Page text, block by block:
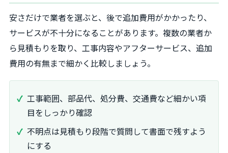
安さだけで業者を選ぶと、後で追加費用がかかったり、
サービスが不十分になることがあります。複数の業者か
ら見積もりを取り、工事内容やアフターサービス、追加
費用の有無まで細かく比較しましょう。
工事範囲、部品代、処分費、交通費など細かい項
目をしっかり確認
不明点は見積もり段階で質問して書面で残すよう
にする